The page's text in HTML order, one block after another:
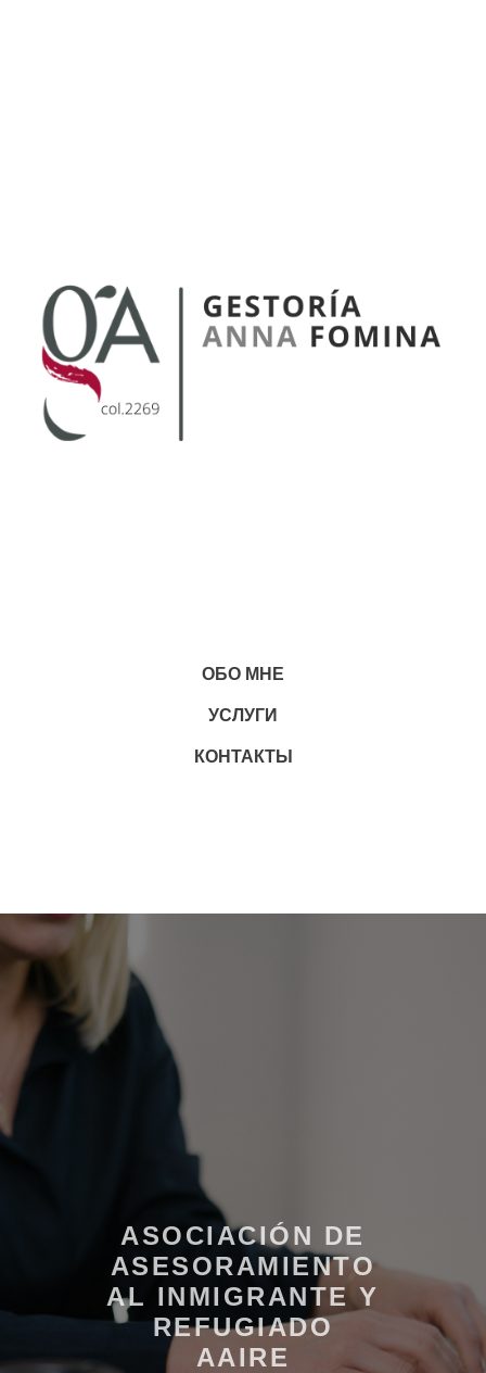
ОБО МНЕ
УСЛУГИ
КОНТАКТЫ
ASOCIACIÓN DE
ASESORAMIENTO
AL INMIGRANTE Y
REFUGIADO
AAIRE